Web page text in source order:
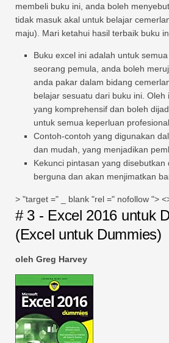
membeli buku ini, anda boleh
tidak masuk akal untuk belajar
maju). Mari ketahui hasil terbaik buku
Buku excel ini adalah untuk
seorang pemula, anda boleh
anda pakar dalam bidang
belajar sesuatu dari buku ini. Oleh
yang komprehensif dan boleh
untuk semua keperluan
Contoh-contoh yang digunakan
dan mudah, yang menjadikan
Kekunci pintasan yang
berguna dan akan menjimatkan
> "target =" _ blank "rel =" nofollow ">
# 3 - Excel 2016 untuk
(Excel untuk Dummies)
oleh Greg Harvey